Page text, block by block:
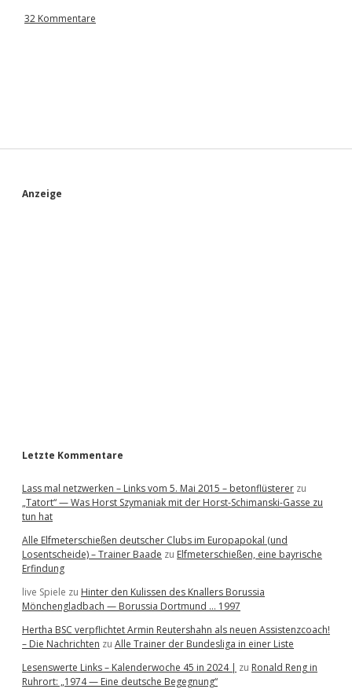
32 Kommentare
S
Anzeige
Letzte Kommentare
Lass mal netzwerken – Links vom 5. Mai 2015 – betonflüsterer zu
„Tatort“ — Was Horst Szymaniak mit der Horst-Schimanski-Gasse zu
tun hat
Alle Elfmeterschießen deutscher Clubs im Europapokal (und
Losentscheide) – Trainer Baade zu Elfmeterschießen, eine bayrische
Erfindung
live Spiele zu Hinter den Kulissen des Knallers Borussia
Mönchengladbach — Borussia Dortmund … 1997
Hertha BSC verpflichtet Armin Reutershahn als neuen Assistenzcoach!
– Die Nachrichten zu Alle Trainer der Bundesliga in einer Liste
Lesenswerte Links – Kalenderwoche 45 in 2024 | zu Ronald Reng in
Ruhrort: „1974 — Eine deutsche Begegnung“